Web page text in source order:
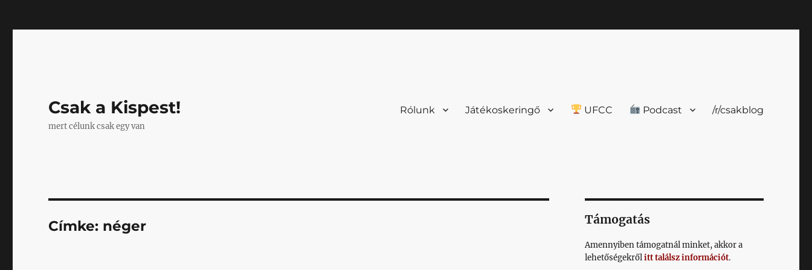
Csak a Kispest!
mert célunk csak egy van
Rólunk Játékoskeringő UFCC Podcast /r/csakblog
Címke: néger Támogatás
Amennyiben támogatnál minket, akkor a
lehetőségekrőlitt találsz információt.